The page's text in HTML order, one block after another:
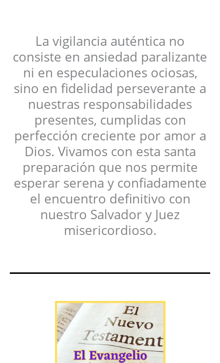
La vigilancia auténtica no
consiste en ansiedad paralizante
ni en especulaciones ociosas,
sino en fidelidad perseverante a
nuestras responsabilidades
presentes, cumplidas con
perfección creciente por amor a
Dios. Vivamos con esta santa
preparación que nos permite
esperar serena y confiadamente
el encuentro definitivo con
nuestro Salvador y Juez
misericordioso.